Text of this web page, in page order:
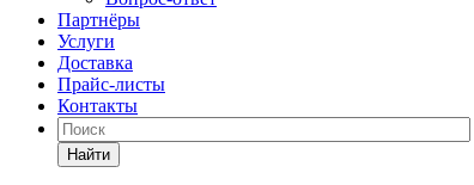
Партнёры
Услуги
Доставка
Прайс-листы
Контакты
Найти